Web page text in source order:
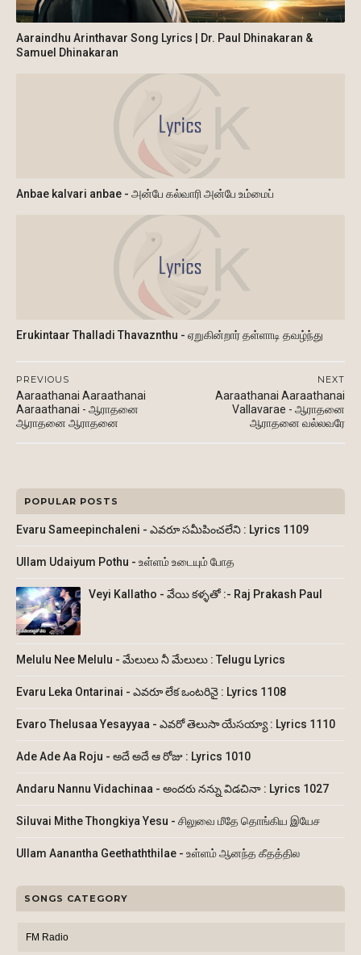
Aaraindhu Arinthavar Song Lyrics | Dr. Paul Dhinakaran &
Samuel Dhinakaran
Anbae kalvari anbae - அன்பே கல்வாரி அன்பே உம்மைப்
Erukintaar Thalladi Thavaznthu - ஏறுகின்றார் தள்ளாடி தவழ்ந்து
NEXT
Aaraathanai Aaraathanai
Vallavarae - ஆராதனை
ஆராதனை வல்லவரே
PREVIOUS
Aaraathanai Aaraathanai
Aaraathanai - ஆராதனை
ஆராதனை ஆராதனை
POPULAR POSTS
Evaru Sameepinchaleni - ఎవరూ సమీపించలేని : Lyrics 1109
Ullam Udaiyum Pothu - உள்ளம் உடையும் போத
Veyi Kallatho - వేయి కళ్ళతో :- Raj Prakash Paul
Melulu Nee Melulu - మేలులు నీ మేలులు : Telugu Lyrics
Evaru Leka Ontarinai - ఎవరూ లేక ఒంటరినై : Lyrics 1108
Evaro Thelusaa Yesayyaa - ఎవరో తెలుసా యేసయ్యా : Lyrics 1110
Ade Ade Aa Roju - అదే అదే ఆ రోజు : Lyrics 1010
Andaru Nannu Vidachinaa - అందరు నన్ను విడచినా : Lyrics 1027
Siluvai Mithe Thongkiya Yesu - சிலுவை மீதே தொங்கிய இயேச
Ullam Aanantha Geethaththilae - உள்ளம் ஆனந்த கீதத்தில
SONGS CATEGORY
FM Radio